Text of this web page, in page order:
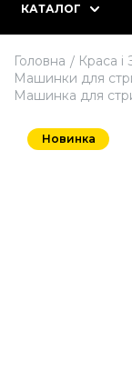
КАТАЛОГ
Головна
Краса і
Машинки для
Машинка для
Новинка